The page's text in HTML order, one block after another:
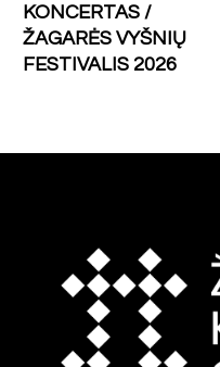
KONCERTAS /
ŽAGARĖS VYŠNIŲ
FESTIVALIS 2026